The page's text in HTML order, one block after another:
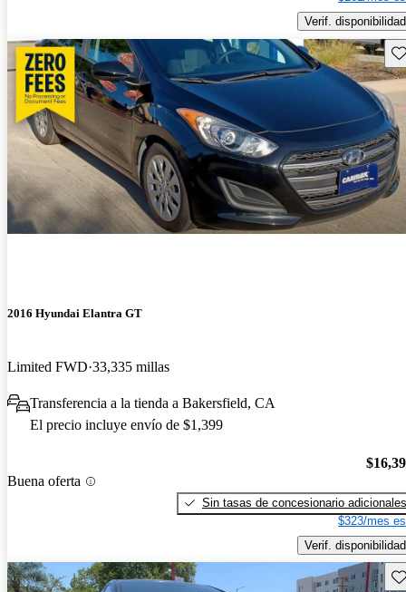
Verif. disponibilidad
2016 Hyundai Elantra GT
Limited FWD 33,335 millas
Transferencia a la tienda a Bakersfield, CA
El precio incluye envío de $1,399
Buena oferta
Sin tasas de concesionario adicionales
$323/mes
Verif. disponibilidad